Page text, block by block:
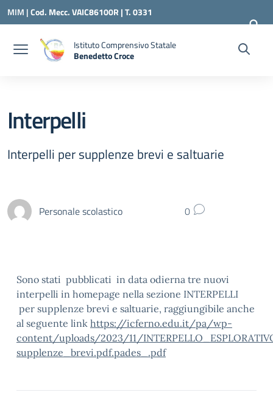
Vai ai contenuti
Vai al menu di navigazione
Vai al footer
MIM |Cod. Mecc. VAIC86100R | T. 0331
240260 | VAIC86100R@ISTRUZIONE.IT
Istituto Comprensivo Statale
Benedetto Croce
Interpelli
Interpelli per supplenze brevi e saltuarie
Personale scolastico 0
Sono stati pubblicati in data odierna tre nuovi
interpelli in homepage nella sezione INTERPELLI
per supplenze brevi e saltuarie, raggiungibile anche
al seguente link https://icferno.edu.it/pa/wp-
content/uploads/2023/11/
supplenze_brevi.pdf.pades_.pdf